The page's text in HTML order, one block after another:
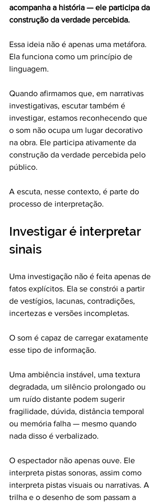
acompanha a história — ele participa da
construção da verdade percebida.
Essa ideia não é apenas uma metáfora.
Ela funciona como um princípio de
linguagem.
Quando afirmamos que, em narrativas
investigativas, escutar também é
investigar, estamos reconhecendo que
o som não ocupa um lugar decorativo
na obra. Ele participa ativamente da
construção da verdade percebida pelo
público.
A escuta, nesse contexto, é parte do
processo de interpretação.
Investigar é interpretar
sinais
Uma investigação não é feita apenas de
fatos explícitos. Ela se constrói a partir
de vestígios, lacunas, contradições,
incertezas e versões incompletas.
O som é capaz de carregar exatamente
esse tipo de informação.
Uma ambiência instável, uma textura
degradada, um silêncio prolongado ou
um ruído distante podem sugerir
fragilidade, dúvida, distância temporal
ou memória falha — mesmo quando
nada disso é verbalizado.
O espectador não apenas ouve. Ele
interpreta pistas sonoras, assim como
interpreta pistas visuais ou narrativas. A
trilha e o desenho de som passam a